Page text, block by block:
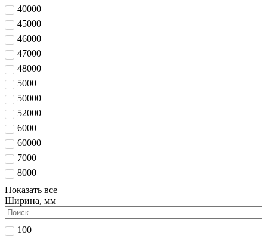
40000
45000
46000
47000
48000
5000
50000
52000
6000
60000
7000
8000
Показать все
Ширина, мм
100